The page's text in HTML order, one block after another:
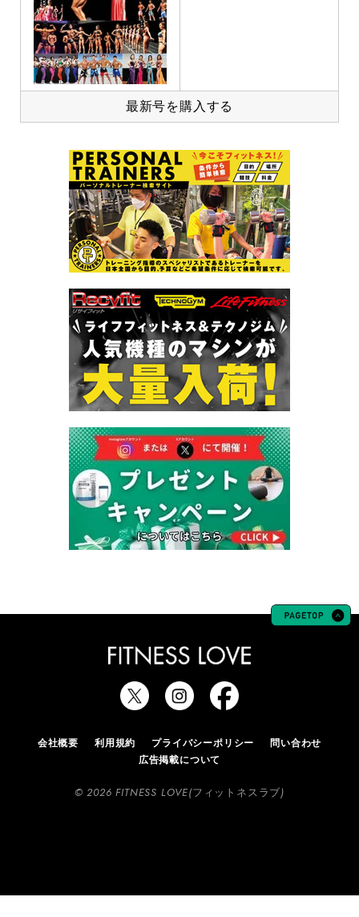
最新号を購入する
会社概要 利用規約 プライバシーポリシー
問い合わせ
広告掲載について
© 2026 FITNESS LOVE(フィットネスラブ)